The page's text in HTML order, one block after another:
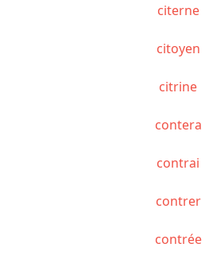
citerne
citoyen
citrine
contera
contrai
contrer
contrée